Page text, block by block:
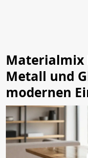
Materialmix
Metall und
modernen